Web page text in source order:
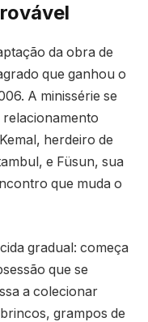
da obra de
que ganhou o
A minissérie se
herdeiro de
e Füsun, sua
que muda o
gradual: começa
que se
a colecionar
grampos de